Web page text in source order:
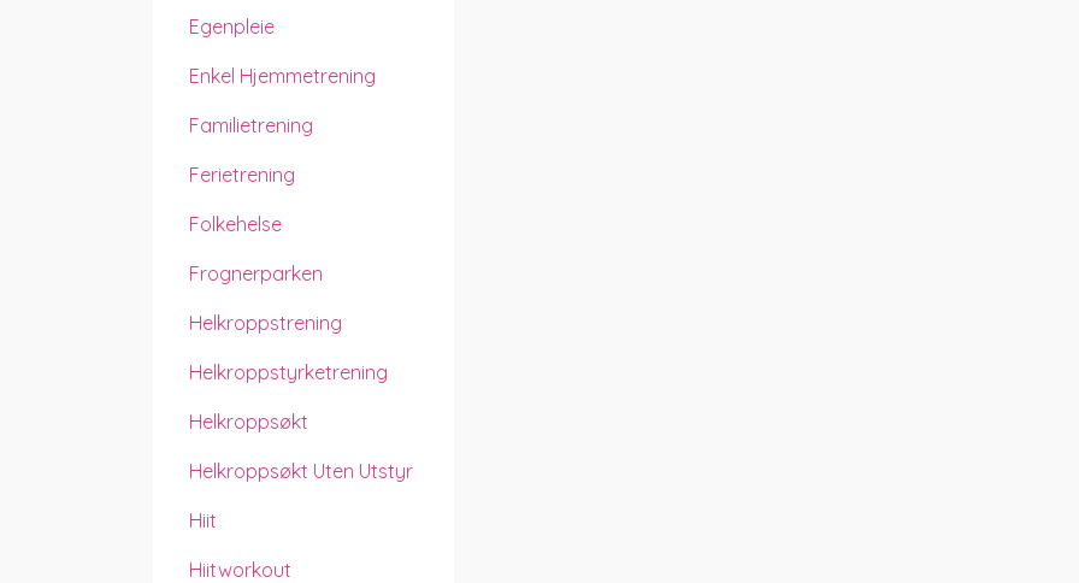
Egenpleie
Enkel Hjemmetrening
Familietrening
Ferietrening
Folkehelse
Frognerparken
Helkroppstrening
Helkroppstyrketrening
Helkroppsøkt
Helkroppsøkt Uten Utstyr
Hiit
Hiitworkout